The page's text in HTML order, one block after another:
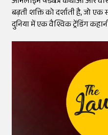
बढ़ती शक्ति को दर्शाती है, जो
दुनिया में एक वैश्विक ट्रेंडिंग